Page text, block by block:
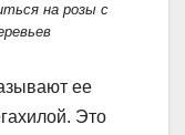
на розы с
ее
Это